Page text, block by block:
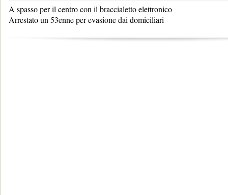
A spasso per il centro con il braccialetto elettronico
Arrestato un 53enne per evasione dai domiciliari